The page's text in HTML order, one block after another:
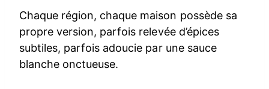
Chaque région, chaque maison possède sa
propre version, parfois relevée d’épices
subtiles, parfois adoucie par une sauce
blanche onctueuse.